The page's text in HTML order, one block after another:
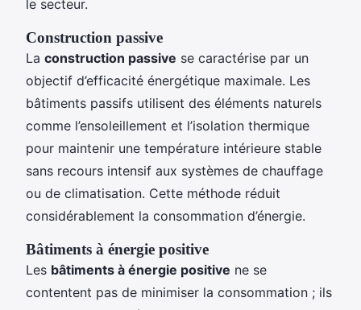
le secteur.
Construction passive
La construction passive se caractérise par un
objectif d’efficacité énergétique maximale. Les
bâtiments passifs utilisent des éléments naturels
comme l’ensoleillement et l’isolation thermique
pour maintenir une température intérieure stable
sans recours intensif aux systèmes de chauffage
ou de climatisation. Cette méthode réduit
considérablement la consommation d’énergie.
Bâtiments à énergie positive
Les bâtiments à énergie positive ne se
contentent pas de minimiser la consommation ; ils